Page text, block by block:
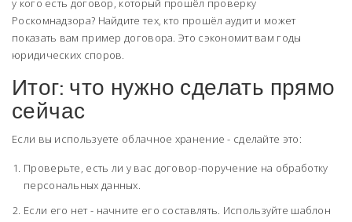
у кого есть договор, который прошёл проверку
Роскомнадзора? Найдите тех, кто прошёл аудит и может
показать вам пример договора. Это сэкономит вам годы
юридических споров.
Итог: что нужно сделать прямо
сейчас
Если вы используете облачное хранение - сделайте это:
Проверьте, есть ли у вас договор-поручение на обработку
персональных данных.
Если его нет - начните его составлять. Используйте шаблон